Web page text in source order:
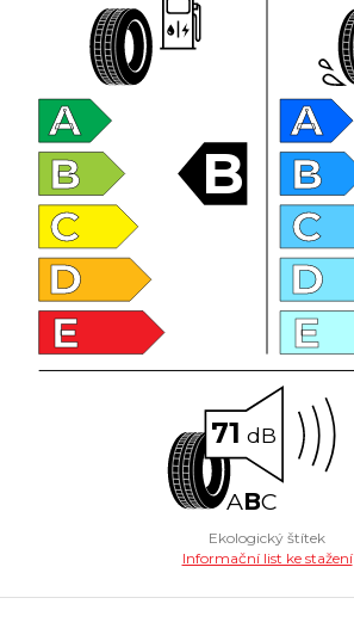
A
B
C
D
E
B
A
B
C
D
E
71 dB
ABC
Ekologický štítek
Informační list ke stažení